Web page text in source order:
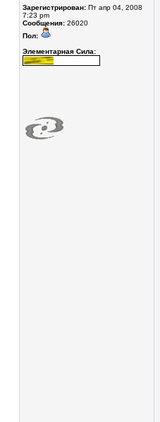
Зарегистрирован: Пт апр 04, 2008
7:23 pm
Сообщения: 26020
Пол:
Элементарная Сила: